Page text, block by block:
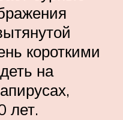
короткими
на
лет.